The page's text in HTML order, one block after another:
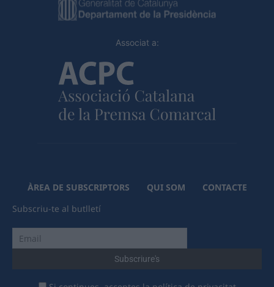
Associat a:
ÀREA DE SUBSCRIPTORS QUI SOM
CONTACTE
Subscriu-te al butlletí